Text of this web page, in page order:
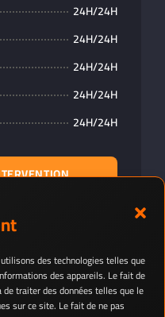
des technologies telles que
des appareils. Le fait de
traiter des données telles que le
sur ce site. Le fait de ne pas
24H/24H
24H/24H
24H/24H
24H/24H
24H/24H